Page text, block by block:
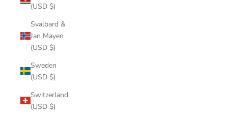
(USD $)
Svalbard &
Jan Mayen
(USD $)
Sweden
(USD $)
Switzerland
(USD $)